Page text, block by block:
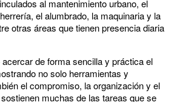
al mantenimiento urbano, el
el alumbrado, la maquinaria y la
otras áreas que tienen presencia diaria
de forma sencilla y práctica el
no solo herramientas y
el compromiso, la organización y el
muchas de las tareas que se